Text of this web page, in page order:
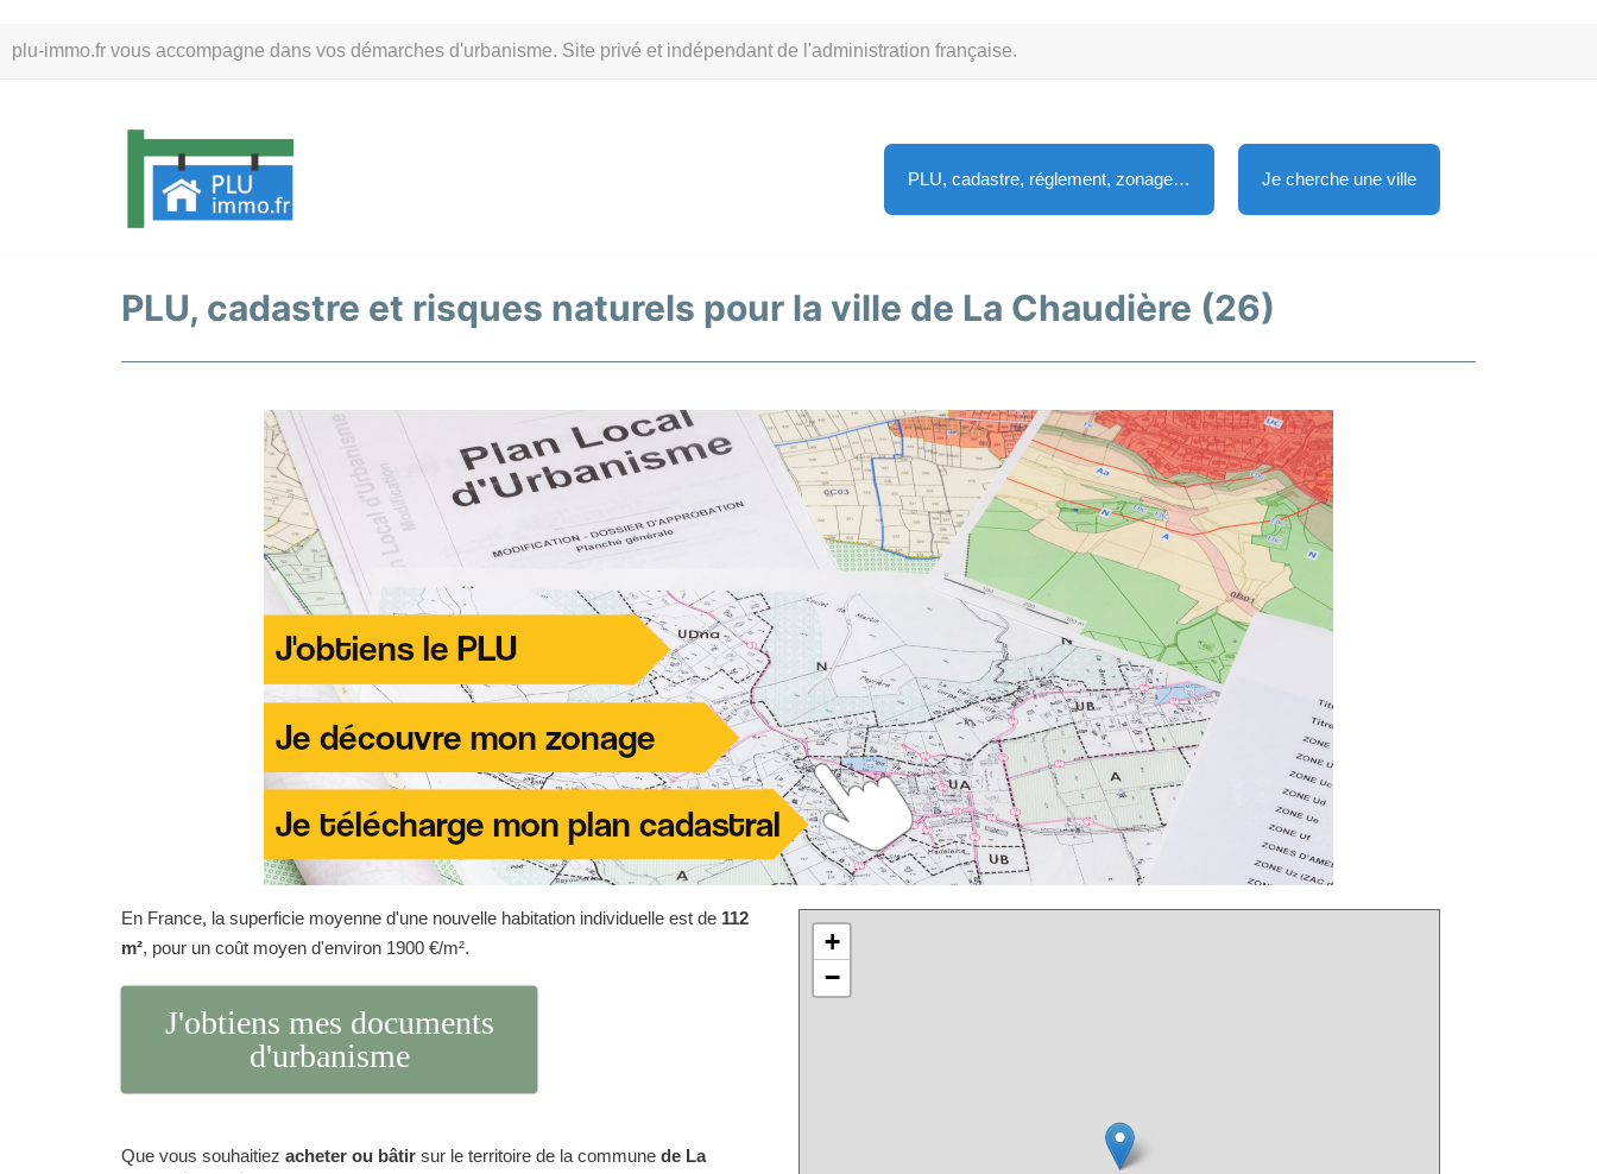
plu-immo.fr vous accompagne dans vos démarches d'urbanisme. Site privé et indépendant de l'administration française.
au
PLU, cadastre, réglement, zonage… Je cherche une ville
PLU, cadastre et risques naturels pour la ville de La Chaudière (26)
En France, la superficie moyenne d'une nouvelle habitation individuelle est de 112
m², pour un coût moyen d'environ 1900 €/m².
J'obtiens mes documents
d'urbanisme
Que vous souhaitiez acheter ou bâtir sur le territoire de la commune de La
+
−